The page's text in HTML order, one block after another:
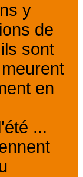
y
de
sont
en
...